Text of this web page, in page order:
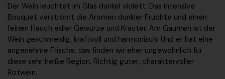
Der Wein leuchtet im Glas dunkel violett. Das intensive
Bouquet verströmt die Aromen dunkler Früchte und einen
feinen Hauch edler Gewürze und Kräuter. Am Gaumen ist der
Wein geschmeidig, kraftvoll und harmonisch. Und er hat eine
angenehme Frische, das finden wir eher ungewöhnlich für
diese sehr heiße Region. Richtig guter, charaktervoller
Rotwein.